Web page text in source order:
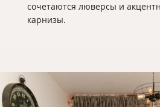
сочетаются люверсы и
карнизы.